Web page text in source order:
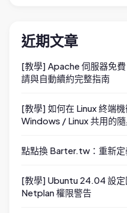
近期文章
[教學] Apache 伺服器免
請與自動續約完整指南
[教學] 如何在 Linux 終端
Windows / Linux 共用的
點點換 Barter.tw：重新
[教學] Ubuntu 24.04 設
Netplan 權限警告